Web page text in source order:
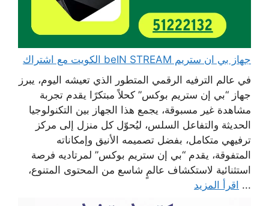
جهاز بي ان ستريم beIN STREAM الكويت مع اشتراك
في عالم الترفيه الرقمي المتطور الذي تعيشه اليوم، يبرز
جهاز “بي إن ستريم بوكس” كحلاً مبتكرًا يقدم تجربة
مشاهدة غير مسبوقة، يجمع هذا الجهاز بين التكنولوجيا
الحديثة والتفاعل السلس، ليُحوّل كل منزل إلى مركز
ترفيهي متكامل، بفضل تصميمه الأنيق وإمكاناته
المتفوقة، يقدم “بي إن ستريم بوكس” لمرتاديه فرصة
استثنائية لاستكشاف عالمٍ شاسع من المحتوى المتنوع،
... اقرأ المزيد